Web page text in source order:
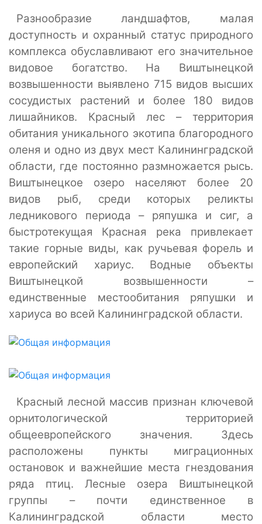
Разнообразие ландшафтов, малая
доступность и охранный статус природного
комплекса обуславливают его значительное
видовое богатство. На Виштынецкой
возвышенности выявлено 715 видов высших
сосудистых растений и более 180 видов
лишайников. Красный лес – территория
обитания уникального экотипа благородного
оленя и одно из двух мест Калининградской
области, где постоянно размножается рысь.
Виштынецкое озеро населяют более 20
видов рыб, среди которых реликты
ледникового периода – ряпушка и сиг, а
быстротекущая Красная река привлекает
такие горные виды, как ручьевая форель и
европейский хариус. Водные объекты
Виштынецкой возвышенности –
единственные местообитания ряпушки и
хариуса во всей Калининградской области.
Красный лесной массив признан ключевой
орнитологической территорией
общеевропейского значения. Здесь
расположены пункты миграционных
остановок и важнейшие места гнездования
ряда птиц. Лесные озера Виштынецкой
группы – почти единственное в
Калининградской области место